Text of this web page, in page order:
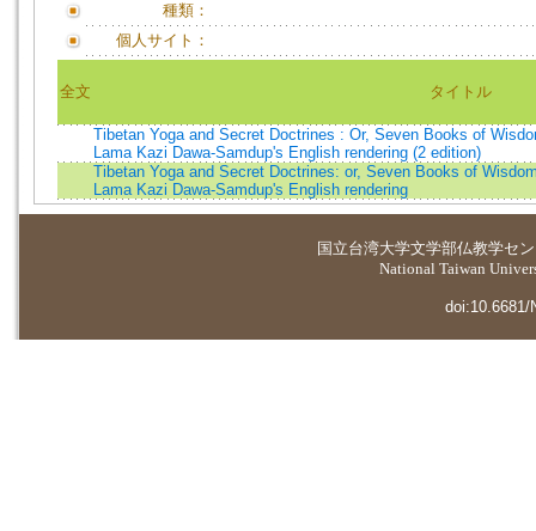
種類：
個人サイト：
全文 タイトル
Tibetan Yoga and Secret Doctrines : Or, Seven Books of
Lama Kazi Dawa-Samdup's English rendering (2 edition)
Tibetan Yoga and Secret Doctrines: or, Seven Books of
Lama Kazi Dawa-Samdup's English rendering
国立台湾大学文学部仏教学セ
National Taiwan
doi:10.6681/